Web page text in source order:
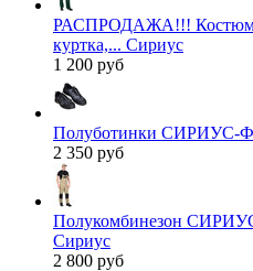
РАСПРОДАЖА!!!
куртка,... Сириус
1 200 руб
Полуботинки СИРИУС-
2 350 руб
Полукомбинезон
Сириус
2 800 руб